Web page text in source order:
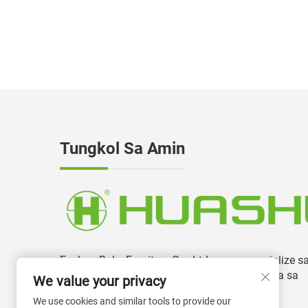
Tungkol Sa Amin
Foshan Boke Furniture Co., Ltd ay nag-specialize
paggawa at pagbuo ng mga upuan sa opisina sa
loob ng higit sa 13 taon.
We value your privacy
We use cookies and similar tools to provide our